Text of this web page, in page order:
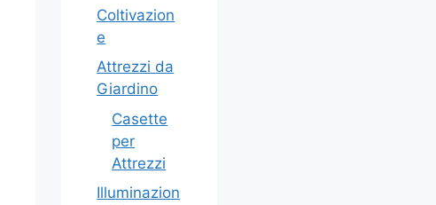
Coltivazion
e
Attrezzi da
Giardino
Casette
per
Attrezzi
Illuminazion